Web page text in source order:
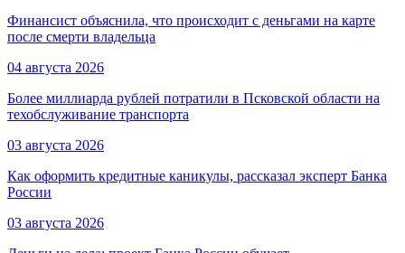
Финансист объяснила, что происходит с деньгами на карте
после смерти владельца
04 августа 2026
Более миллиарда рублей потратили в Псковской области на
техобслуживание транспорта
03 августа 2026
Как оформить кредитные каникулы, рассказал эксперт Банка
России
03 августа 2026